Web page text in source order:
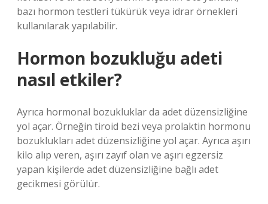
bazı hormon testleri tükürük veya idrar örnekleri
kullanılarak yapılabilir.
Hormon bozukluğu adeti
nasıl etkiler?
Ayrıca hormonal bozukluklar da adet düzensizliğine
yol açar. Örneğin tiroid bezi veya prolaktin hormonu
bozuklukları adet düzensizliğine yol açar. Ayrıca aşırı
kilo alıp veren, aşırı zayıf olan ve aşırı egzersiz
yapan kişilerde adet düzensizliğine bağlı adet
gecikmesi görülür.